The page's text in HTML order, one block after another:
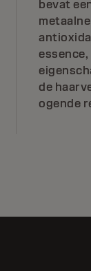
bevat
de
ogende